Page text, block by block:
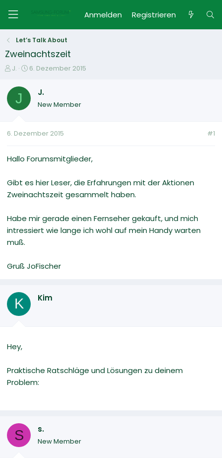
Anmelden Registrieren
Let’s Talk About
Zweinachtszeit
E
s
e
e
J.
E
t
e
t
m
6. Dezember 2015
J J.
New Member
6. Dezember 2015 #1
Hallo Forumsmitglieder,
Gibt es hier Leser, die Erfahrungen mit der Aktionen
Zweinachtszeit gesammelt haben.
Habe mir gerade einen Fernseher gekauft, und mich
intressiert wie lange ich wohl auf mein Handy warten
muß.
Gruß JoFischer
K Kim
Hey,
Praktische Ratschläge und Lösungen zu deinem
Problem:
S s.
New Member